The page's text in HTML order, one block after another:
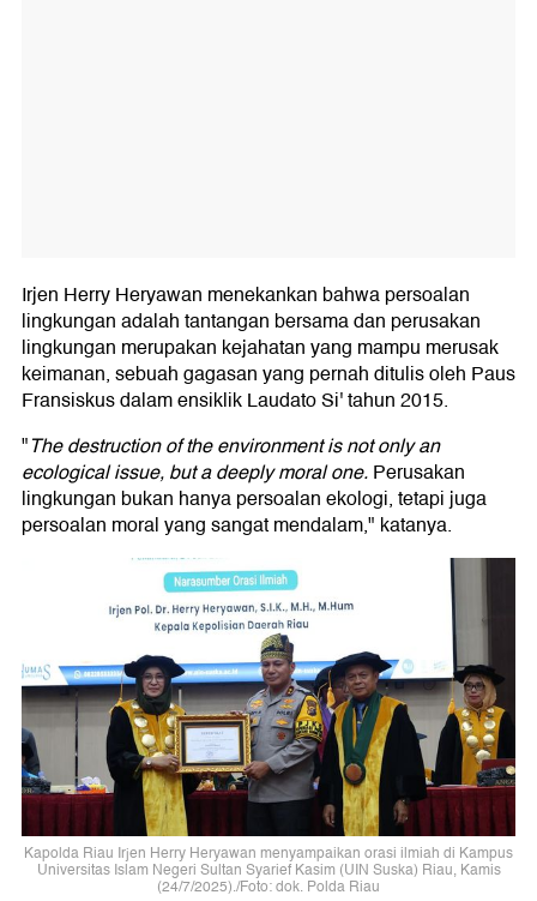
Irjen Herry Heryawan menekankan bahwa persoalan
lingkungan adalah tantangan bersama dan perusakan
lingkungan merupakan kejahatan yang mampu merusak
keimanan, sebuah gagasan yang pernah ditulis oleh Paus
Fransiskus dalam ensiklik Laudato Si' tahun 2015.
"The destruction of the environment is not only an
ecological issue, but a deeply moral one.Perusakan
lingkungan bukan hanya persoalan ekologi, tetapi juga
persoalan moral yang sangat mendalam," katanya.
Kapolda Riau Irjen Herry Heryawan menyampaikan orasi ilmiah di Kampus
Universitas Islam Negeri Sultan Syarief Kasim (UIN Suska) Riau, Kamis
(24/7/2025)./Foto: dok. Polda Riau